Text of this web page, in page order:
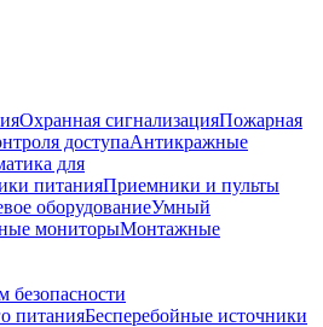
Охранная сигнализацияПожарная
доступаАнтикражные
для
питанияПриемники и пульты
оборудованиеУмный
мониторыМонтажные
безопасности
питанияБесперебойные источники